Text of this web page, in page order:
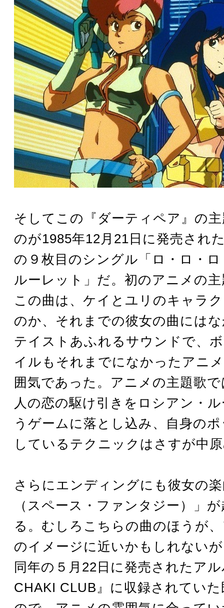
そしてこの『ダーティペア』の
のが1985年12月21日に発売され
の９枚目のシングル「ロ・ロ・
ルーレット」だ。初のアニメの
この曲は、ケイとユリのキャラ
のか、それまでの彼女の曲には
テイストあふれるサウンドで、
イルもそれまでになかったアニ
囲気であった。アニメの主題歌
人の恋の駆け引きをロシアン・
うゲームに落とし込み、自身の
しているテクニックはさすが中
さらにエンディングにも彼女の
（スペース・ファンタジー）」
る。むしろこちらの曲のほうが
のイメージに近いかもしれない
同年の５月22日に発売されたア
CHAKI CLUB』に収録されてい